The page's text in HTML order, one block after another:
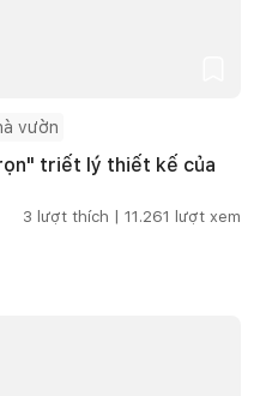
vườn
triết lý thiết kế của
3 lượt thích | 11.261 lượt xem